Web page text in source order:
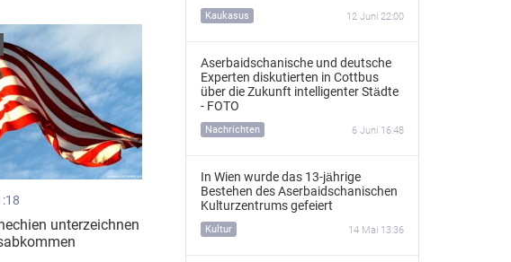
unterzeichnen
Kaukasus 12 Juni 22:00
Aserbaidschanische und deutsche
Experten diskutierten in Cottbus
über die Zukunft intelligenter Städte
- FOTO
Nachrichten 6 Juni 16:48
In Wien wurde das 13‑jährige
Bestehen des Aserbaidschanischen
Kulturzentrums gefeiert
Kultur 14 Mai 13:36